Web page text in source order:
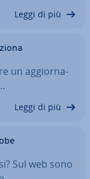
Leggi di più
un ag­gior­na­
Leggi di più
Sul web sono